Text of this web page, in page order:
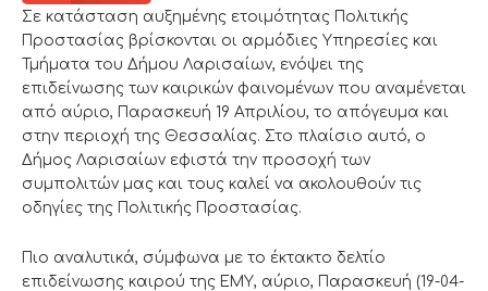
Σε κατάσταση αυξημένης ετοιμότητας Πολιτικής
Προστασίας βρίσκονται οι αρμόδιες Υπηρεσίες και
Τμήματα του Δήμου Λαρισαίων, ενόψει της
επιδείνωσης των καιρικών φαινομένων που αναμένεται
από αύριο, Παρασκευή 19 Απριλίου, το απόγευμα και
στην περιοχή της Θεσσαλίας. Στο πλαίσιο αυτό, ο
Δήμος Λαρισαίων εφιστά την προσοχή των
συμπολιτών μας και τους καλεί να ακολουθούν τις
οδηγίες της Πολιτικής Προστασίας.
Πιο αναλυτικά, σύμφωνα με το έκτακτο δελτίο
επιδείνωσης καιρού της ΕΜΥ, αύριο, Παρασκευή (19-04-